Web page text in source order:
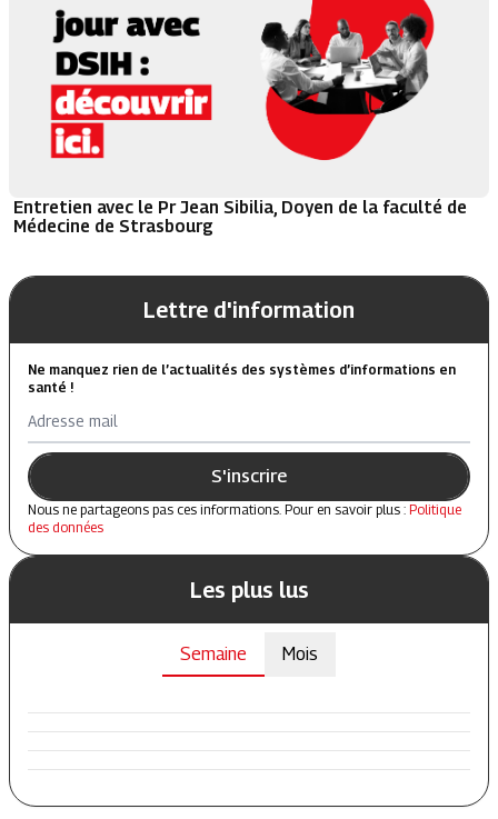
Entretien avec le Pr Jean Sibilia, Doyen de la faculté de
Médecine de Strasbourg
Lettre d'information
Ne manquez rien de l’actualités des systèmes d’informations en
santé !
Adresse mail
S'inscrire
Nous ne partageons pas ces informations. Pour en savoir plus : Politique
des données
Les plus lus
Semaine Mois